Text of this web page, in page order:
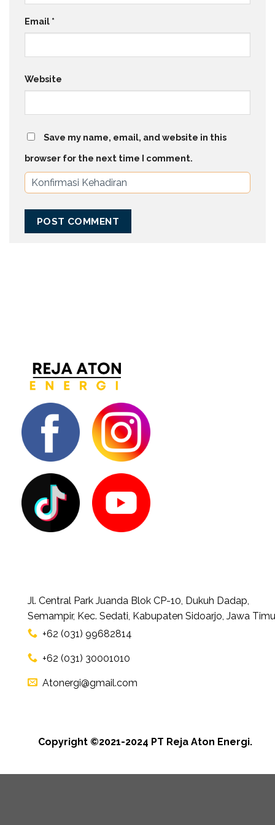
Email *
Website
Save my name, email, and website in this
browser for the next time I comment.
Jl. Central Park Juanda Blok CP-10, Dukuh Dadap,
Semampir, Kec. Sedati, Kabupaten Sidoarjo, Jawa
+62 (031) 99682814
+62 (031) 30001010
Atonergi@gmail.com
Copyright ©2021-2024 PT Reja Aton Energi.